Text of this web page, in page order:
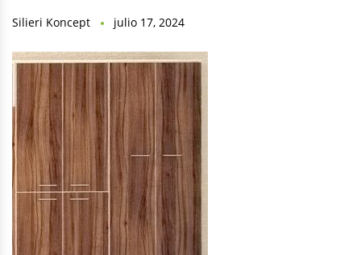
Silieri Koncept julio 17, 2024